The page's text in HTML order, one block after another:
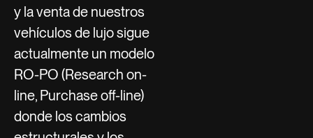
y la venta de nuestros
vehículos de lujo sigue
actualmente un modelo
RO-PO (Research on-
line, Purchase off-line)
donde los cambios